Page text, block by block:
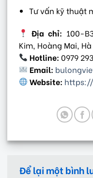
Tư vấn kỹ thuật
Địa chỉ: 100-
Kim, Hoàng Mai, Hà
Hotline: 0979
Email:
Website:
Để lại một bình